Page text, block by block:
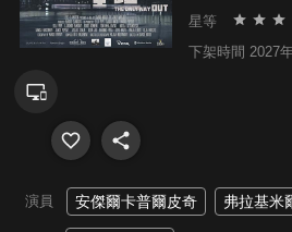
星等
下架時間 2027
演員 安傑爾卡普爾皮奇 弗拉基米